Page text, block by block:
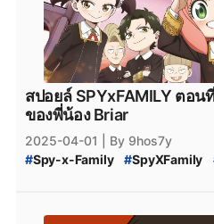
สายลับ #การ์ตูนสายลับ #มังงะ
Bilbili #bilibili #
สปาย_x_แฟมิลี่_116 #
สปายแฟมิลี่_ตอนล่าสุด #สปาย
SPYxFAMILY_งด #
#SPYxFAMILY_ผู้เขียน # สปอยล์
#สปอยล์_SPY_FAMILY
สปอยล์ SPYxFAMILY ตอน
ของพี่น้อง Briar
2025-04-01
| By 9hos7y
#Spy-x-Family #SpyXFamily
สปายแฟมิลี่_114 #สปาย_x_แฟมิ